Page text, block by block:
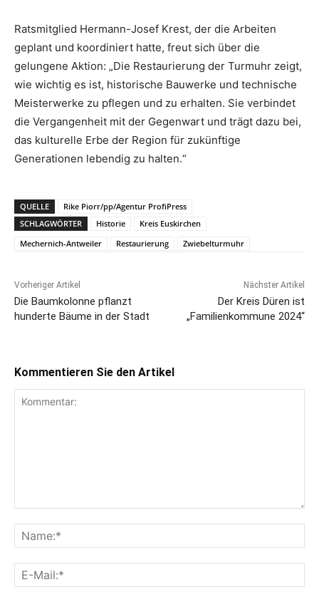
Ratsmitglied Hermann-Josef Krest, der die Arbeiten
geplant und koordiniert hatte, freut sich über die
gelungene Aktion: „Die Restaurierung der Turmuhr zeigt,
wie wichtig es ist, historische Bauwerke und technische
Meisterwerke zu pflegen und zu erhalten. Sie verbindet
die Vergangenheit mit der Gegenwart und trägt dazu bei,
das kulturelle Erbe der Region für zukünftige
Generationen lebendig zu halten.“
QUELLE
Rike Piorr/pp/Agentur ProfiPress
SCHLAGWÖRTER
Historie
Kreis Euskirchen
Mechernich-Antweiler
Restaurierung Zwiebelturmuhr
Vorheriger Artikel
Die Baumkolonne pflanzt
hunderte Bäume in der Stadt
Nächster Artikel
Der Kreis Düren ist
„Familienkommune 2024“
Kommentieren Sie den Artikel